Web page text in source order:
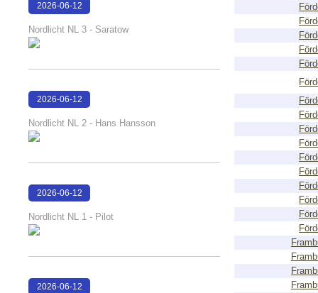
2026-06-12
Nordlicht NL 3 - Saratow
2026-06-12
Nordlicht NL 2 - Hans Hansson
2026-06-12
Nordlicht NL 1 - Pilot
2026-06-12